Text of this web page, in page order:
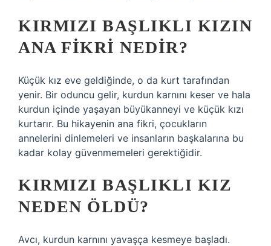
KIRMIZI BAŞLIKLI KIZIN
ANA FIKRI NEDIR?
Küçük kız eve geldiğinde, o da kurt tarafından
yenir. Bir oduncu gelir, kurdun karnını keser ve hala
kurdun içinde yaşayan büyükanneyi ve küçük kızı
kurtarır. Bu hikayenin ana fikri, çocukların
annelerini dinlemeleri ve insanların başkalarına bu
kadar kolay güvenmemeleri gerektiğidir.
KIRMIZI BAŞLIKLI KIZ
NEDEN ÖLDÜ?
Avcı, kurdun karnını yavaşça kesmeye başladı.